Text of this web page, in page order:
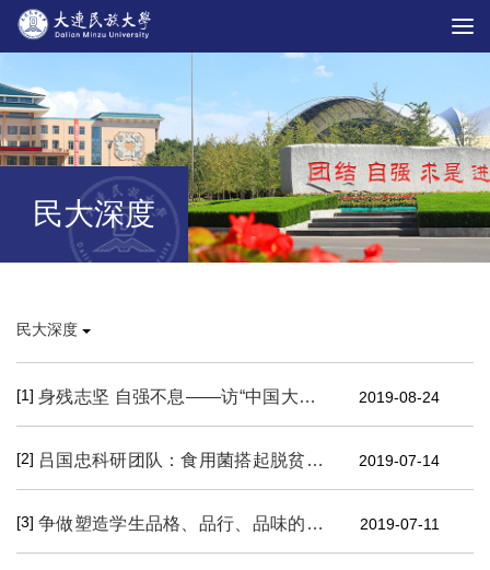
民大深度
民大深度
[1] 身残志坚 自强不息——访“中国大学生自强之星”获得者 、计算机科学与工程学院韦怡同学 2019-08-24
[2] 吕国忠科研团队：食用菌搭起脱贫致富路 2019-07-14
[3] 争做塑造学生品格、品行、品味的好老师——2019年青年教师教学竞赛一等奖获奖教师展之二 2019-07-11